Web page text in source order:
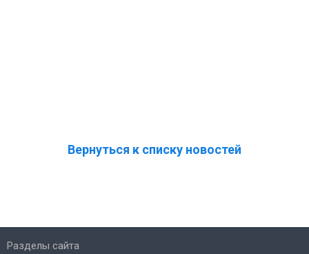
Вернуться к списку новостей
Разделы сайта